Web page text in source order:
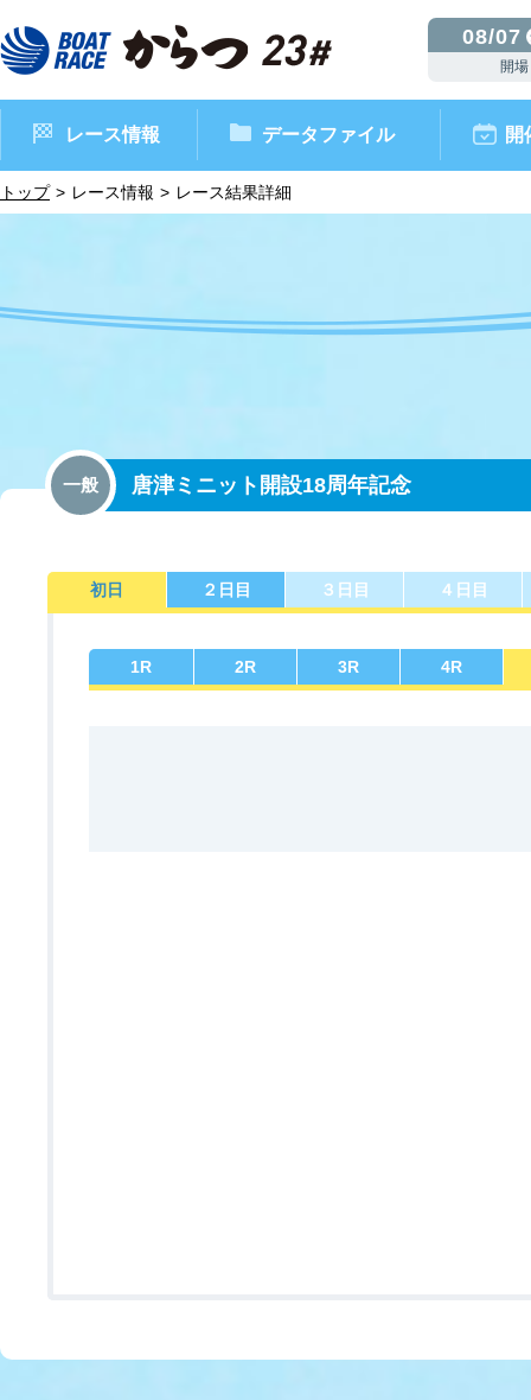
08/07
開場
レース情報
今節の進入コース別成績
データファイル
佐賀支部選手一覧 記念競走優勝選手一覧
開
トップ レース情報 レース結果詳細
一般 唐津ミニット開設18周年記念
初日 ２日目 ３日目 ４日目
1R 2R 3R 4R